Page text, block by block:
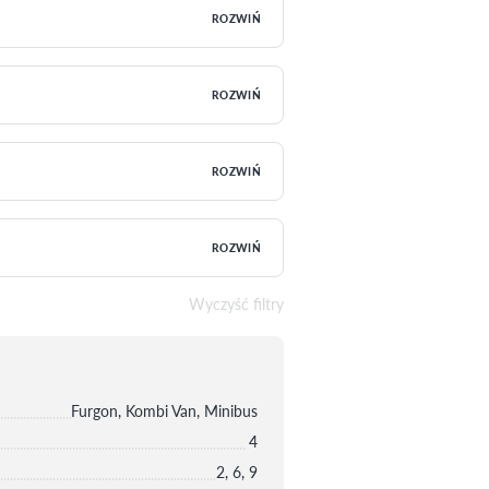
ROZWIŃ
ROZWIŃ
ROZWIŃ
ROZWIŃ
Wyczyść filtry
Furgon, Kombi Van, Minibus
4
2, 6, 9